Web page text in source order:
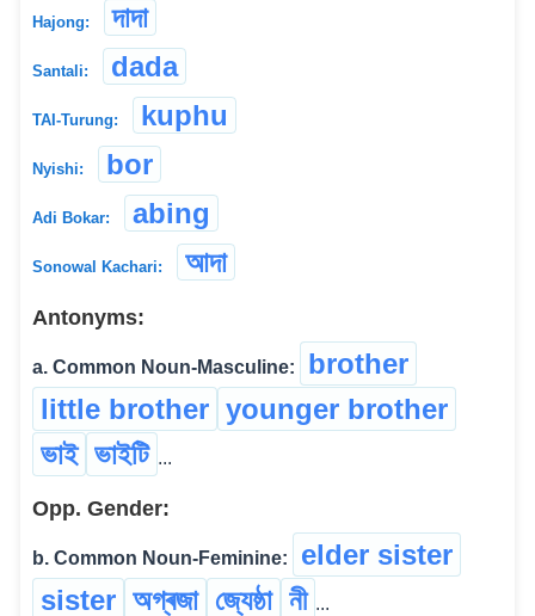
Hajong: দাদা
Santali: dada
TAI-Turung: kuphu
Nyishi: bor
Adi Bokar: abing
Sonowal Kachari: আদা
Antonyms:
a. Common Noun-Masculine:
brother
little brother younger brother
ভাই ভাইটি ...
Opp. Gender:
b. Common Noun-Feminine:
elder sister
sister অগ্ৰজা জ্যেষ্ঠা নী ...